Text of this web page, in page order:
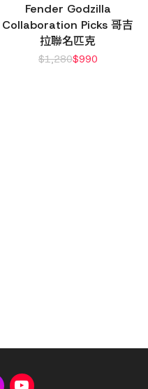
Fender Godzilla
Collaboration Picks 哥吉
拉聯名匹克
$1,280$990